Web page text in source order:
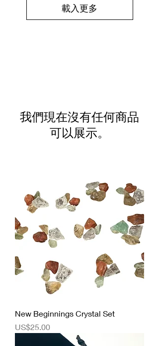
載入更多
我們現在沒有任何商品
可以展示。
New Beginnings Crystal Set
價格
US$25.00